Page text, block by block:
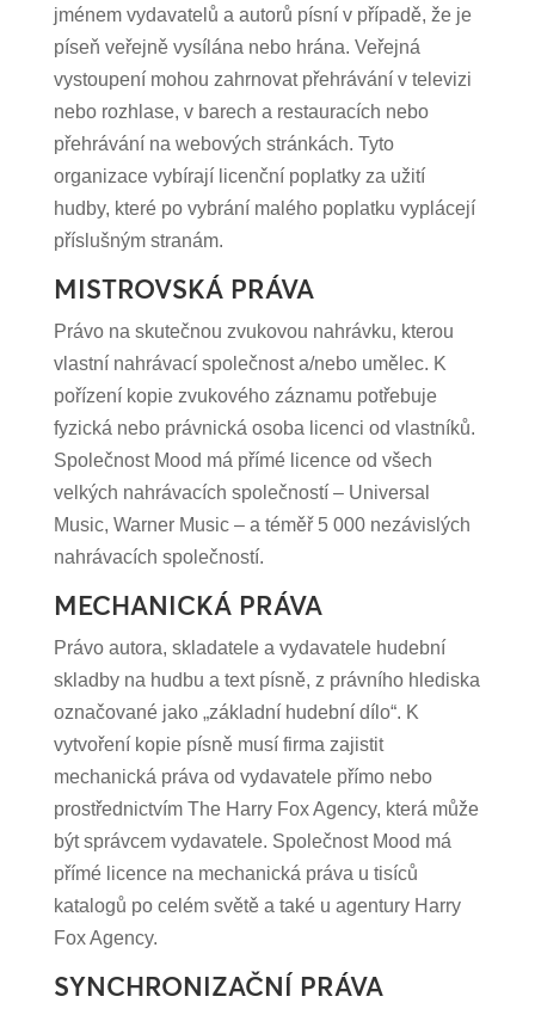
jménem vydavatelů a autorů písní v případě, že je
píseň veřejně vysílána nebo hrána. Veřejná
vystoupení mohou zahrnovat přehrávání v televizi
nebo rozhlase, v barech a restauracích nebo
přehrávání na webových stránkách. Tyto
organizace vybírají licenční poplatky za užití
hudby, které po vybrání malého poplatku vyplácejí
příslušným stranám.
MISTROVSKÁ PRÁVA
Právo na skutečnou zvukovou nahrávku, kterou
vlastní nahrávací společnost a/nebo umělec. K
pořízení kopie zvukového záznamu potřebuje
fyzická nebo právnická osoba licenci od vlastníků.
Společnost Mood má přímé licence od všech
velkých nahrávacích společností – Universal
Music, Warner Music – a téměř 5 000 nezávislých
nahrávacích společností.
MECHANICKÁ PRÁVA
Právo autora, skladatele a vydavatele hudební
skladby na hudbu a text písně, z právního hlediska
označované jako „základní hudební dílo“. K
vytvoření kopie písně musí firma zajistit
mechanická práva od vydavatele přímo nebo
prostřednictvím The Harry Fox Agency, která může
být správcem vydavatele. Společnost Mood má
přímé licence na mechanická práva u tisíců
katalogů po celém světě a také u agentury Harry
Fox Agency.
SYNCHRONIZAČNÍ PRÁVA